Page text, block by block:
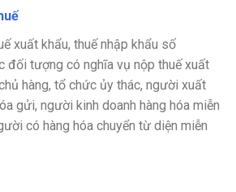
xuất khẩu, thuế nhập khẩu số
đối tượng có nghĩa vụ nộp thuế xuất
hàng, tổ chức ủy thác, người xuất
gửi, người kinh doanh hàng hóa miễn
có hàng hóa chuyển từ diện miễn